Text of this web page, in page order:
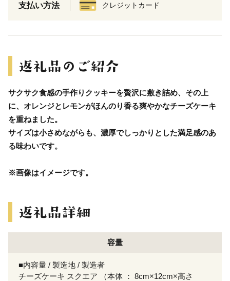
支払い方法 クレジットカード
サクサク食感の手作りクッキーを贅沢に敷き詰め、その上
に、オレンジとレモンがほんのり香る爽やかなチーズケーキ
を重ねました。
サイズは小さめながらも、濃厚でしっかりとした満足感のあ
る味わいです。
※画像はイメージです。
容量
■内容量 / 製造地 / 製造者
チーズケーキ スクエア （本体 ： 8cm×12cm×高さ